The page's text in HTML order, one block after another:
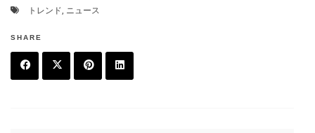
トレンド, ニュース
SHARE